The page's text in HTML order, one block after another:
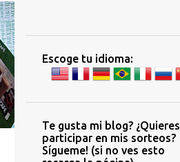
Escoge tu idioma:
Te gusta mi blog? ¿Quieres
participar en mis sorteos?
Sígueme! (si no ves esto